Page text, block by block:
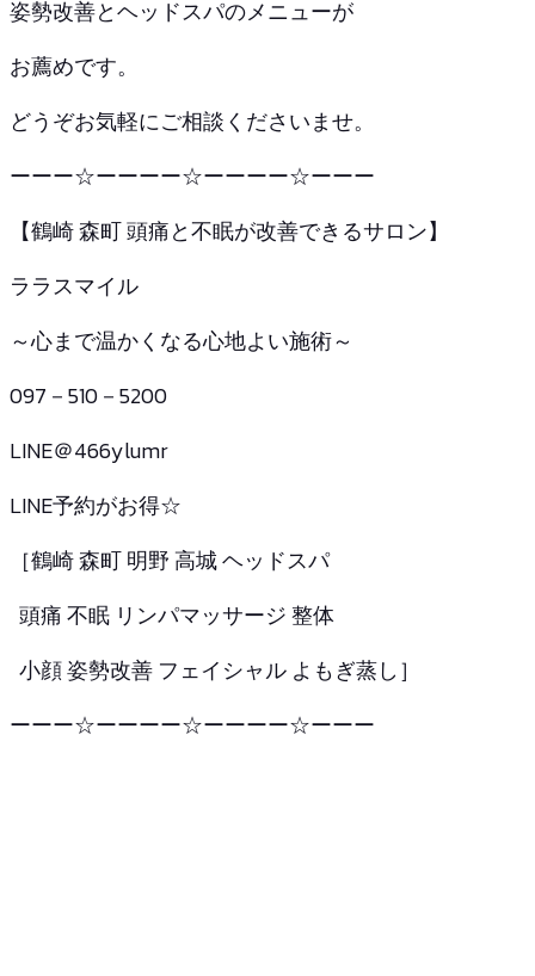
姿勢改善とヘッドスパのメニューが
お薦めです。
どうぞお気軽にご相談くださいませ。
ーーー☆ーーーー☆ーーーー☆ーーー
【鶴崎 森町 頭痛と不眠が改善できるサロン】
ララスマイル
～心まで温かくなる心地よい施術～
097－510－5200
LINE＠466ylumr
LINE予約がお得☆
［鶴崎 森町 明野 高城 ヘッドスパ
頭痛 不眠 リンパマッサージ 整体
小顔 姿勢改善 フェイシャル よもぎ蒸し］
ーーー☆ーーーー☆ーーーー☆ーーー